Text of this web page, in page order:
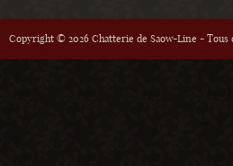
Copyright © 2026 Chatterie de Saow-Line -